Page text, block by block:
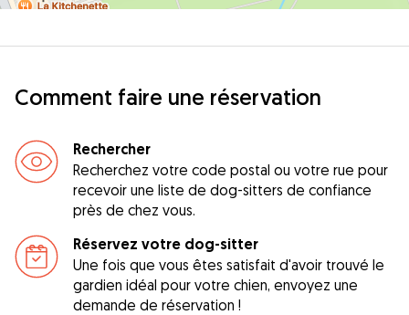
Comment faire une réservation
Rechercher
Recherchez votre code postal ou votre rue pour
recevoir une liste de dog-sitters de confiance
près de chez vous.
Réservez votre dog-sitter
Une fois que vous êtes satisfait d'avoir trouvé le
gardien idéal pour votre chien, envoyez une
demande de réservation !